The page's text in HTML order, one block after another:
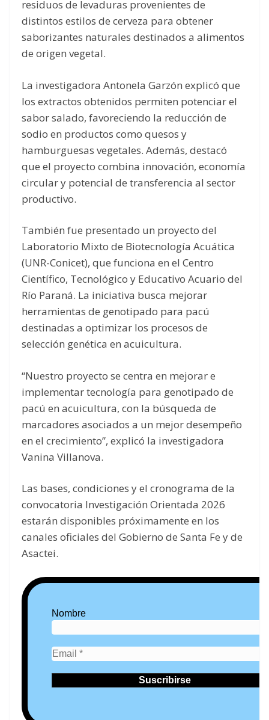
residuos de levaduras provenientes de
distintos estilos de cerveza para obtener
saborizantes naturales destinados a alimentos
de origen vegetal.
La investigadora Antonela Garzón explicó que
los extractos obtenidos permiten potenciar el
sabor salado, favoreciendo la reducción de
sodio en productos como quesos y
hamburguesas vegetales. Además, destacó
que el proyecto combina innovación, economía
circular y potencial de transferencia al sector
productivo.
También fue presentado un proyecto del
Laboratorio Mixto de Biotecnología Acuática
(UNR-Conicet), que funciona en el Centro
Científico, Tecnológico y Educativo Acuario del
Río Paraná. La iniciativa busca mejorar
herramientas de genotipado para pacú
destinadas a optimizar los procesos de
selección genética en acuicultura.
“Nuestro proyecto se centra en mejorar e
implementar tecnología para genotipado de
pacú en acuicultura, con la búsqueda de
marcadores asociados a un mejor desempeño
en el crecimiento”, explicó la investigadora
Vanina Villanova.
Las bases, condiciones y el cronograma de la
convocatoria Investigación Orientada 2026
estarán disponibles próximamente en los
canales oficiales del Gobierno de Santa Fe y de
Asactei.
Nombre